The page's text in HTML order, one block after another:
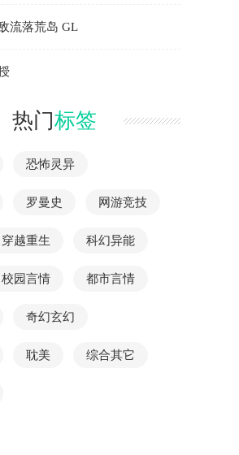
流落荒岛 GL
热门标签
恐怖灵异
罗曼史 网游竞技
穿越重生 科幻异能
校园言情 都市言情
奇幻玄幻
耽美 综合其它